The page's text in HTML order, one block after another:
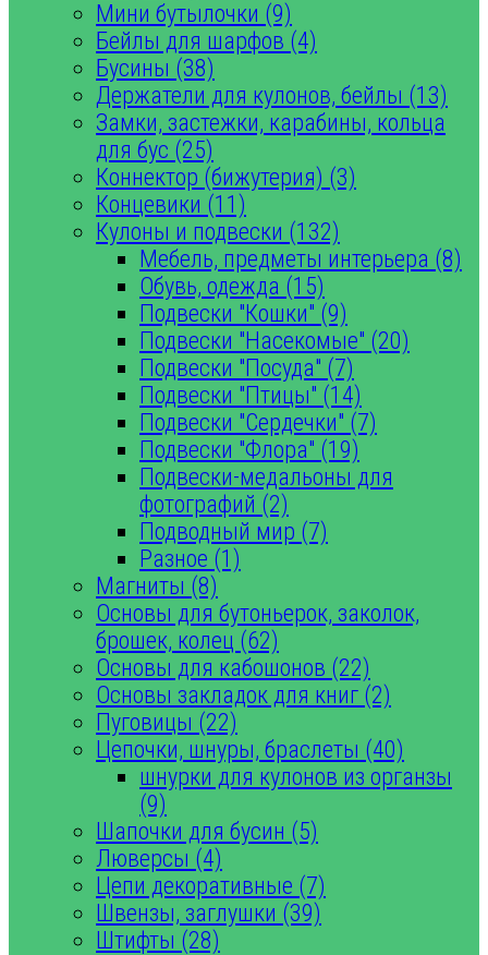
Мини бутылочки (9)
Бейлы для шарфов (4)
Бусины (38)
Держатели для кулонов, бейлы (13)
Замки, застежки, карабины, кольца
для бус (25)
Коннектор (бижутерия) (3)
Концевики (11)
Кулоны и подвески (132)
Мебель, предметы интерьера (8)
Обувь, одежда (15)
Подвески "Кошки" (9)
Подвески "Насекомые" (20)
Подвески "Посуда" (7)
Подвески "Птицы" (14)
Подвески "Сердечки" (7)
Подвески "Флора" (19)
Подвески-медальоны для
фотографий (2)
Подводный мир (7)
Разное (1)
Магниты (8)
Основы для бутоньерок, заколок,
брошек, колец (62)
Основы для кабошонов (22)
Основы закладок для книг (2)
Пуговицы (22)
Цепочки, шнуры, браслеты (40)
шнурки для кулонов из органзы
(9)
Шапочки для бусин (5)
Люверсы (4)
Цепи декоративные (7)
Швензы, заглушки (39)
Штифты (28)